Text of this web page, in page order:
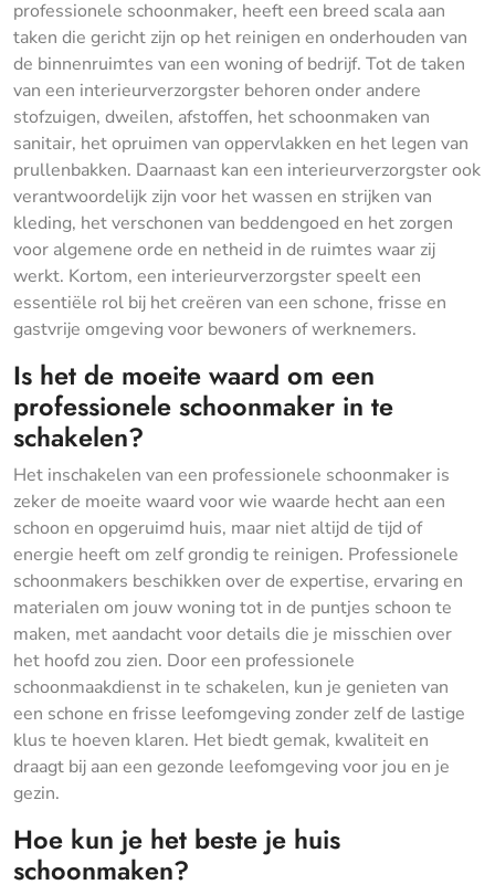
professionele schoonmaker, heeft een breed scala aan
taken die gericht zijn op het reinigen en onderhouden van
de binnenruimtes van een woning of bedrijf. Tot de taken
van een interieurverzorgster behoren onder andere
stofzuigen, dweilen, afstoffen, het schoonmaken van
sanitair, het opruimen van oppervlakken en het legen van
prullenbakken. Daarnaast kan een interieurverzorgster ook
verantwoordelijk zijn voor het wassen en strijken van
kleding, het verschonen van beddengoed en het zorgen
voor algemene orde en netheid in de ruimtes waar zij
werkt. Kortom, een interieurverzorgster speelt een
essentiële rol bij het creëren van een schone, frisse en
gastvrije omgeving voor bewoners of werknemers.
Is het de moeite waard om een ​​
professionele schoonmaker in te
schakelen?
Het inschakelen van een professionele schoonmaker is
zeker de moeite waard voor wie waarde hecht aan een
schoon en opgeruimd huis, maar niet altijd de tijd of
energie heeft om zelf grondig te reinigen. Professionele
schoonmakers beschikken over de expertise, ervaring en
materialen om jouw woning tot in de puntjes schoon te
maken, met aandacht voor details die je misschien over
het hoofd zou zien. Door een professionele
schoonmaakdienst in te schakelen, kun je genieten van
een schone en frisse leefomgeving zonder zelf de lastige
klus te hoeven klaren. Het biedt gemak, kwaliteit en
draagt bij aan een gezonde leefomgeving voor jou en je
gezin.
Hoe kun je het beste je huis
schoonmaken?